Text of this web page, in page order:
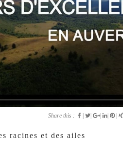
Share this : |
racines et des ailes